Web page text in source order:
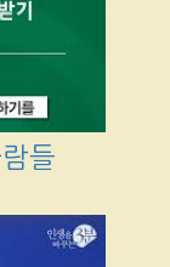
들